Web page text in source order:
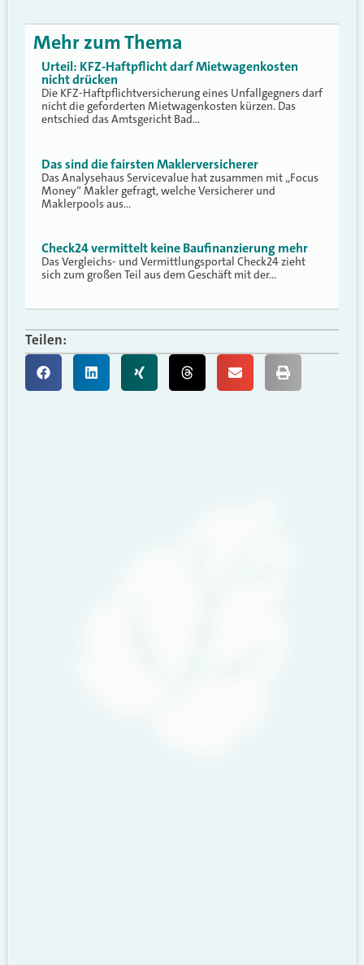
Mehr zum Thema
Urteil: KFZ-Haftpflicht darf Mietwagenkosten
nicht drücken
Die KFZ-Haftpflichtversicherung eines Unfallgegners darf
nicht die geforderten Mietwagenkosten kürzen. Das
entschied das Amtsgericht Bad…
Das sind die fairsten Maklerversicherer
Das Analysehaus Servicevalue hat zusammen mit „Focus
Money“ Makler gefragt, welche Versicherer und
Maklerpools aus…
Check24 vermittelt keine Baufinanzierung mehr
Das Vergleichs- und Vermittlungsportal Check24 zieht
sich zum großen Teil aus dem Geschäft mit der…
Teilen: